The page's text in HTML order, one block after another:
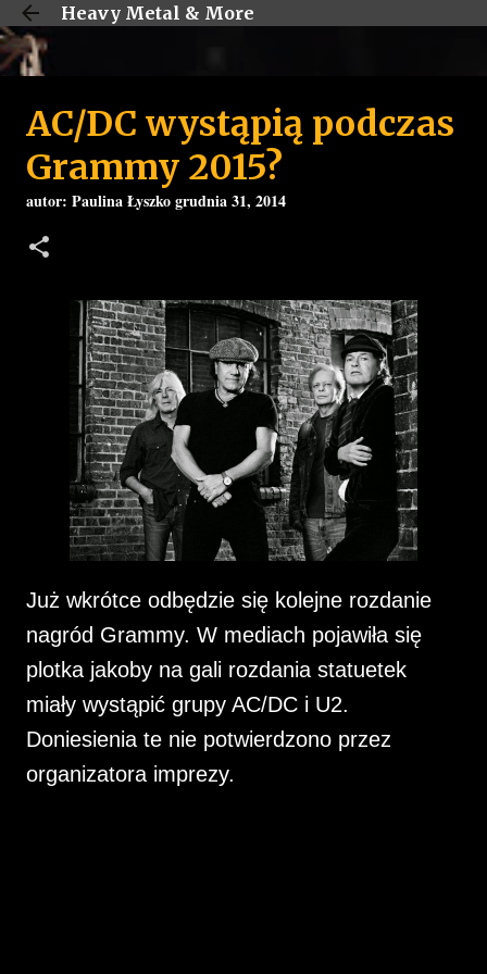
Przejdź do głównej zawartości
Heavy Metal & More
AC/DC wystąpią podczas
Grammy 2015?
autor: Paulina Łyszkogrudnia 31, 2014
Już wkrótce odbędzie się kolejne rozdanie
nagród Grammy. W mediach pojawiła się
plotka jakoby na gali rozdania statuetek
miały wystąpić grupy AC/DC i U2.
Doniesienia te nie potwierdzono przez
organizatora imprezy.